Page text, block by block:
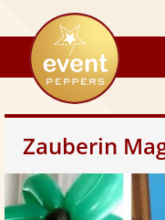
eventpeppers
Zauberin